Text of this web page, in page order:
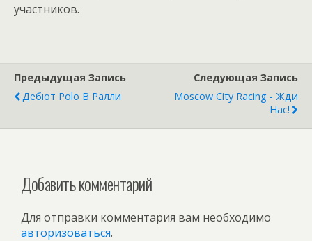
участников.
Предыдущая Запись
Дебют Polo В Ралли
Следующая Запись
Moscow City Racing - Жди
Нас!
Добавить комментарий
Для отправки комментария вам необходимо
авторизоваться.